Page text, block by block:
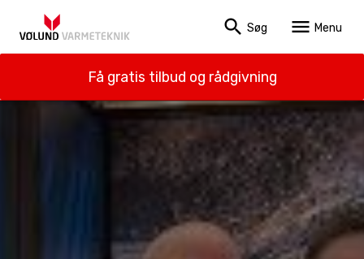
search Søg menu Menu
Få gratis tilbud og rådgivning